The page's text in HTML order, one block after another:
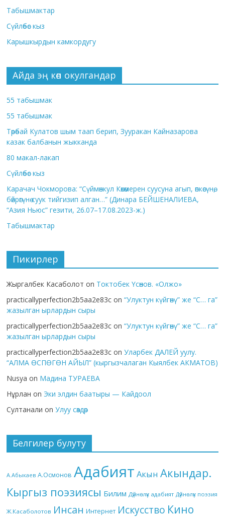
Табышмактар
Сүйлөбөс кыз
Карышкырдын камкордугу
Айда эң көп окулгандар
55 табышмак
55 табышмак
Төрөбай Кулатов шым таап берип, Зууракан Кайназарова
казак балбанын жыкканда
80 макал-лакап
Сүйлөбөс кыз
Карачач Чокморова: “Сүймөнкул Көкөмерен суусуна агып, өпкөсүнө,
бөйрөгүнө суук тийгизип алган…” (Динара БЕЙШЕНАЛИЕВА,
“Азия Ньюс” гезити, 26.07–17.08.2023-ж.)
Табышмактар
Пикирлер
Жыргалбек Касаболот on Токтобек Үсөнов. «Олжо»
practicallyperfection2b5aa2e83c on“Улуктун күйгөнү” же “С… га”
жазылган ырлардын сыры
practicallyperfection2b5aa2e83c on“Улуктун күйгөнү” же “С… га”
жазылган ырлардын сыры
practicallyperfection2b5aa2e83c onУларбек ДАЛЕЙ уулу.
“АЛМА ӨСПӨГӨН АЙЫЛ” (кыргызчалаган Кыялбек АКМАТОВ)
Nusya on Мадина ТУРАЕВА
Нұрлан on Эки элдин баатыры — Кайдоол
Султанали onУлуу сөздөр
Белгилер булуту
А.Абыкаев А.Осмонов Адабият Акын Акындар.
Кыргыз поэзиясы Билим Дүйнөлүк адабият Дүйнөлүк поэзия
Ж.Касаболотов Инсан Интернет Искусство Кино